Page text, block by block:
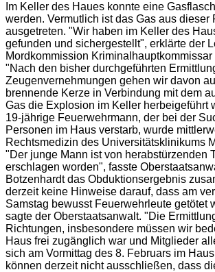
Im Keller des Haues konnte eine
werden. Vermutlich ist das Gas aus dieser
ausgetreten. "Wir haben im Keller des
gefunden und sichergestellt", erklärte der
Mordkommission Kriminalhauptkommissar
"Nach den bisher durchgeführten
Zeugenvernehmungen gehen wir davon
brennende Kerze in Verbindung mit dem
Gas die Explosion im Keller herbeigeführt
19-jährige Feuerwehrmann, der bei der
Personen im Haus verstarb, wurde
Rechtsmedizin des Universitätsklinikums
"Der junge Mann ist von herabstürzenden
erschlagen worden", fasste
Botzenhardt das Obduktionsergebnis
derzeit keine Hinweise darauf, dass am
Samstag bewusst Feuerwehrleute getötet
sagte der Oberstaatsanwalt. "Die
Richtungen, insbesondere müssen wir
Haus frei zugänglich war und Mitglieder
sich am Vormittag des 8. Februars im
können derzeit nicht ausschließen, dass